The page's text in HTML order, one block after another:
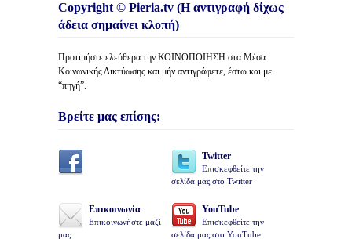
Copyright © Pieria.tv (Η αντιγραφή δίχως
άδεια σημαίνει κλοπή)
Προτιμήστε ελεύθερα την ΚΟΙΝΟΠΟΙΗΣΗ στα Μέσα
Κοινωνικής Δικτύωσης και μήν αντιγράφετε, έστω και με
“πηγή”.
Βρείτε μας επίσης:
Twitter
Επισκεφθείτε την
σελίδα μας στο Twitter
Επικοινωνία
Επικοινωνήστε μαζί
μας
YouTube
Επισκεφθείτε την
σελίδα μας στο YouTube